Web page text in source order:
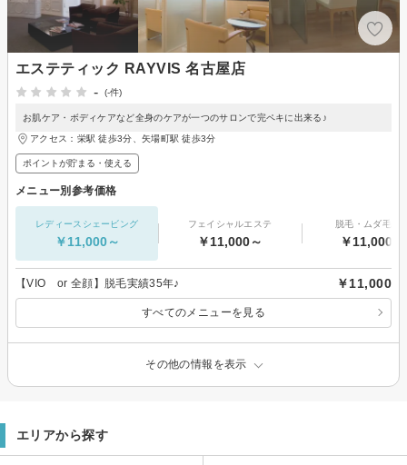
エステティック RAYVIS 名古屋店
-
(-件)
お肌ケア・ボディケアなど全身のケアが一つのサロンで完ペキに出来る♪
アクセス：栄駅 徒歩3分、矢場町駅 徒歩3分
ポイントが貯まる・使える
メニュー別参考価格
レディースシェービング
￥11,000～
フェイシャルエステ
￥11,000～
脱毛・ムダ毛処
￥11,000～
【VIO or 全顔】脱毛実績35年♪ ￥11,000
すべてのメニューを見る
その他の情報を表示
エリアから探す